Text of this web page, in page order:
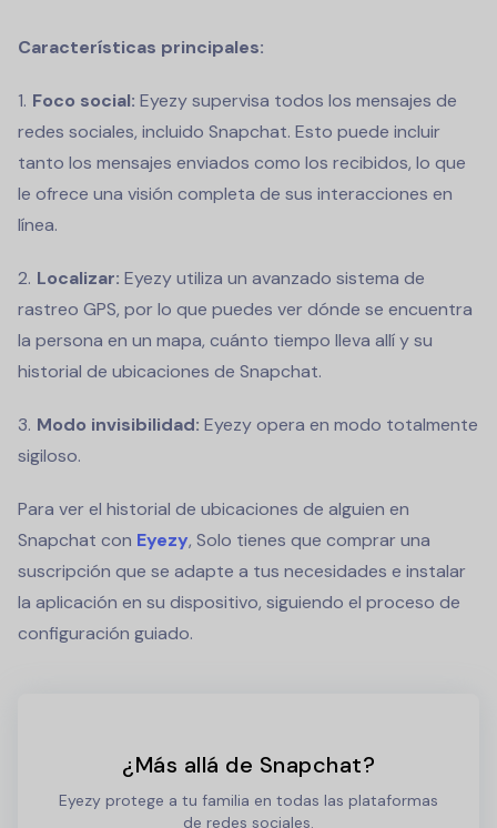
Características principales:
Foco social: Eyezy supervisa todos los mensajes de
redes sociales, incluido Snapchat. Esto puede incluir
tanto los mensajes enviados como los recibidos, lo que
le ofrece una visión completa de sus interacciones en
línea.
Localizar: Eyezy utiliza un avanzado sistema de
rastreo GPS, por lo que puedes ver dónde se encuentra
la persona en un mapa, cuánto tiempo lleva allí y su
historial de ubicaciones de Snapchat.
Modo invisibilidad: Eyezy opera en modo totalmente
sigiloso.
Para ver el historial de ubicaciones de alguien en
Snapchat con Eyezy, Solo tienes que comprar una
suscripción que se adapte a tus necesidades e instalar
la aplicación en su dispositivo, siguiendo el proceso de
configuración guiado.
¿Más allá de Snapchat?
Eyezy protege a tu familia en todas las plataformas
de redes sociales.